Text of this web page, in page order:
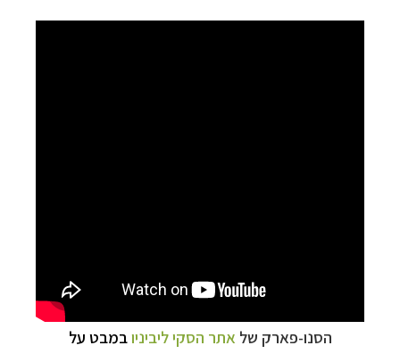
הסנו-פארק של אתר הסקי ליביניובמבט על